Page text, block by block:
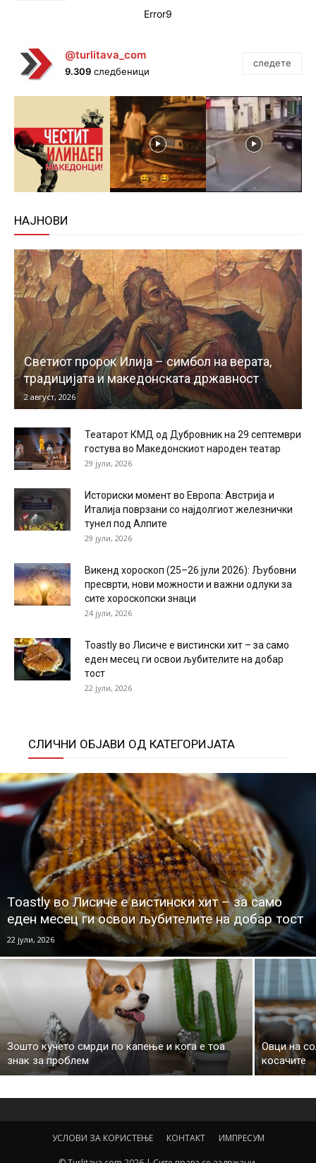
Error9
@turlitava_com
9.309 следбеници
следете
НАЈНОВИ
Светиот пророк Илија – симбол на верата,
традицијата и македонската државност
2 август, 2026
Театарот КМД од Дубровник на 29 септември
гостува во Македонскиот народен театар
29 јули, 2026
Историски момент во Европа: Австрија и
Италија поврзани со најдолгиот железнички
тунел под Алпите
29 јули, 2026
Викенд хороскоп (25–26 јули 2026): Љубовни
пресврти, нови можности и важни одлуки за
сите хороскопски знаци
24 јули, 2026
Toastly во Лисиче е вистински хит – за само
еден месец ги освои љубителите на добар
тост
22 јули, 2026
СЛИЧНИ ОБЈАВИ ОД КАТЕГОРИЈАТА
Toastly во Лисиче е вистински хит – за само
еден месец ги освои љубителите на добар тост
22 јули, 2026
Зошто кучето смрди по капење и кога е тоа
знак за проблем
Овци на
косачите
УСЛОВИ ЗА КОРИСТЕЊЕ КОНТАКТ ИМПРЕСУМ